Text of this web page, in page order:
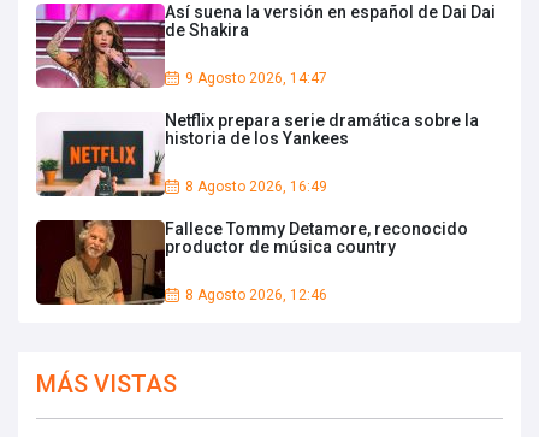
Así suena la versión en español de Dai Dai
de Shakira
9 Agosto 2026, 14:47
Netflix prepara serie dramática sobre la
historia de los Yankees
8 Agosto 2026, 16:49
Fallece Tommy Detamore, reconocido
productor de música country
8 Agosto 2026, 12:46
MÁS VISTAS